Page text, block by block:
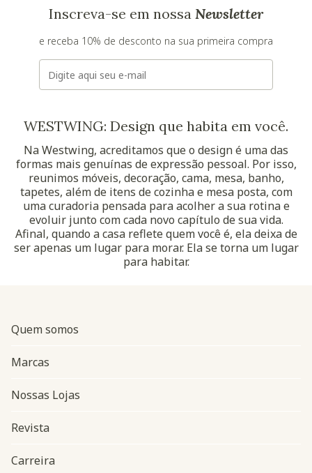
Inscreva-se em nossa Newsletter
e receba 10% de desconto na sua primeira compra
E-mail
WESTWING: Design que habita em você.
Na Westwing, acreditamos que o design é uma das
formas mais genuínas de expressão pessoal. Por isso,
reunimos móveis, decoração, cama, mesa, banho,
tapetes, além de itens de cozinha e mesa posta, com
uma curadoria pensada para acolher a sua rotina e
evoluir junto com cada novo capítulo de sua vida.
Afinal, quando a casa reflete quem você é, ela deixa de
ser apenas um lugar para morar. Ela se torna um lugar
para habitar.
Quem somos
Marcas
Nossas Lojas
Revista
Carreira